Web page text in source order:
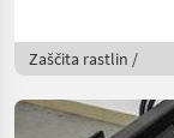
Zaščita rastlin /